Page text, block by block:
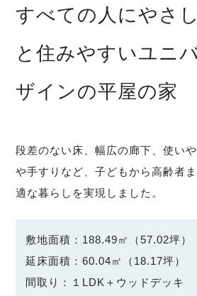
すべての人にやさ
と住みやすいユニ
ザインの平屋の家
段差のない床、幅広の廊下、使い
や手すりなど、子どもから高齢者
適な暮らしを実現しました。
敷地面積：188.49㎡（57.02坪）
延床面積：60.04㎡（18.17坪）
間取り：１LDK＋ウッドデッキ